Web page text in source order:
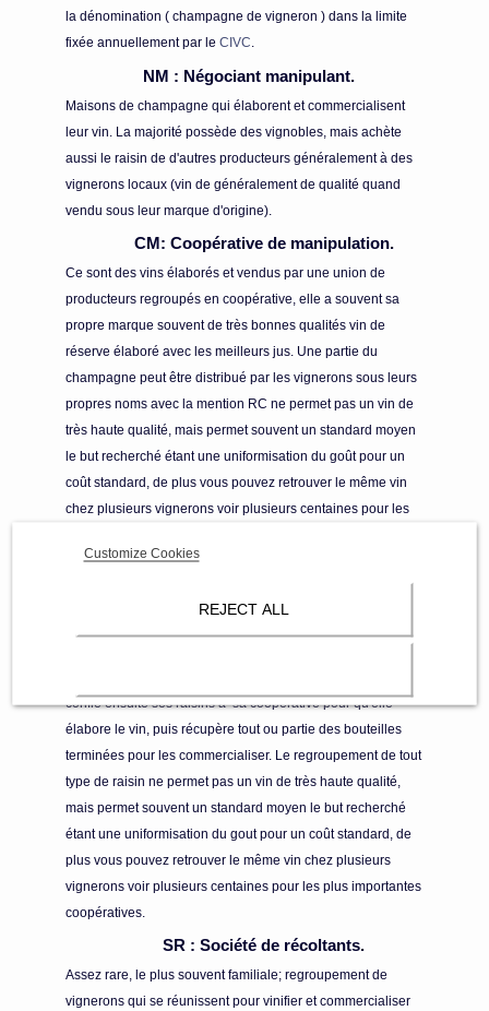
la dénomination ( champagne de vigneron ) dans la limite
fixée annuellement par le CIVC.
NM : Négociant manipulant.
Maisons de champagne qui élaborent et commercialisent
leur vin. La majorité possède des vignobles, mais achète
aussi le raisin de d'autres producteurs généralement à des
vignerons locaux (vin de généralement de qualité quand
vendu sous leur marque d'origine).
CM: Coopérative de manipulation.
Ce sont des vins élaborés et vendus par une union de
producteurs regroupés en coopérative, elle a souvent sa
propre marque souvent de très bonnes qualités vin de
réserve élaboré avec les meilleurs jus. Une partie du
champagne peut être distribué par les vignerons sous leurs
propres noms avec la mention RC ne permet pas un vin de
très haute qualité, mais permet souvent un standard moyen
le but recherché étant une uniformisation du goût pour un
coût standard, de plus vous pouvez retrouver le même vin
chez plusieurs vignerons voir plusieurs centaines pour les
RC : Récoltant coopérateur.
confie ensuite ses raisins à sa coopérative pour qu'elle
élabore le vin, puis récupère tout ou partie des bouteilles
terminées pour les commercialiser. Le regroupement de tout
type de raisin ne permet pas un vin de très haute qualité,
mais permet souvent un standard moyen le but recherché
étant une uniformisation du gout pour un coût standard, de
plus vous pouvez retrouver le même vin chez plusieurs
vignerons voir plusieurs centaines pour les plus importantes
coopératives.
SR : Société de récoltants.
Assez rare, le plus souvent familiale; regroupement de
vignerons qui se réunissent pour vinifier et commercialiser
Customize Cookies
REJECT ALL